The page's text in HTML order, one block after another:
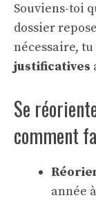
Souviens-toi
dossier
nécessaire,
justificatives
Se
comment
année